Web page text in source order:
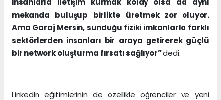
mekanda buluşup birlikte üretmek zor oluyor.
Ama Garaj Mersin, sunduğu fiziki imkanlarla farklı
sektörlerden insanları bir araya getirerek güçlü
bir network oluşturma fırsatı sağlıyor”dedi.
LinkedIn eğitimlerinin de özellikle öğrenciler ve yeni